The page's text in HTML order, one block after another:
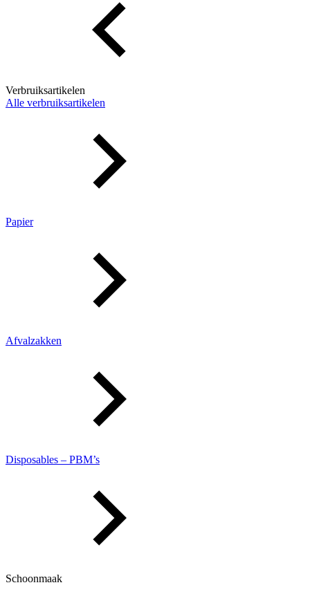
Verbruiksartikelen
Alle verbruiksartikelen
Papier
Afvalzakken
Disposables – PBM’s
Schoonmaak